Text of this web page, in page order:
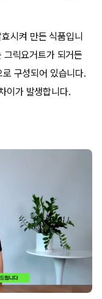
시켜 만든 식품입니
그릭요거트가 되거든
구성되어 있습니다.
이가 발생합니다.